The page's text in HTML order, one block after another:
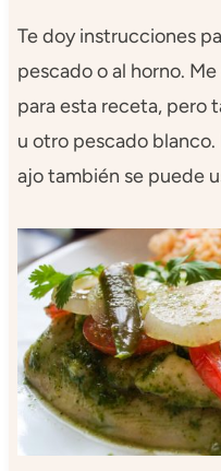
Te doy instrucciones
pescado o al horno.
para esta receta, pero
u otro pescado
ajo también se puede